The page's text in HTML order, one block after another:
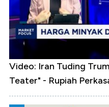
Video: Iran Tuding
Teater" - Rupiah